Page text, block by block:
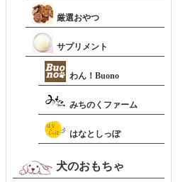
厳選おやつ
サプリメント
わん！Buono
みちのくファーム
はなとしっぽ
犬のおもちゃ